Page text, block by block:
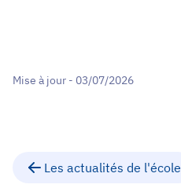
Mise à jour - 03/07/2026
Les actualités de l'école